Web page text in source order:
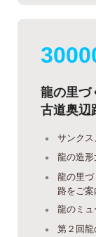
龍の里づ
古道奥辺
サンク
龍の造
龍の里
路をご案
龍のミュ
第２回